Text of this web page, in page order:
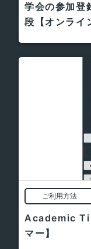
学会の参加登
段【オンライ
ご利用方法
Academic
マー】